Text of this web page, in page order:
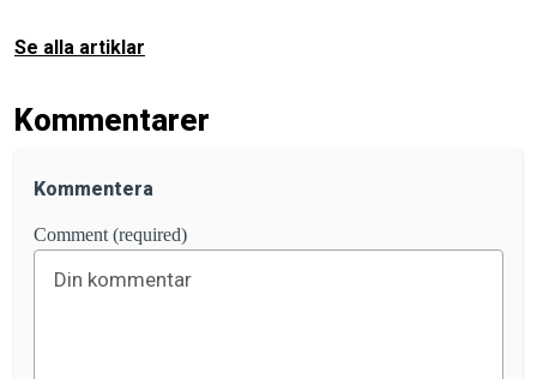
Se alla artiklar
Kommentarer
Kommentera
Comment (required)